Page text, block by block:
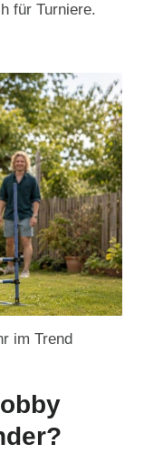
für Turniere.
im Trend